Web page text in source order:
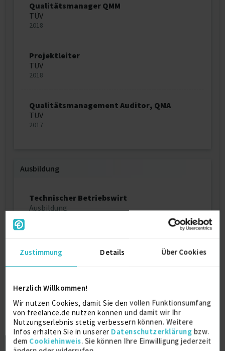
Zustimmung Details Über Cookies
Herzlich Willkommen!
Wir nutzen Cookies, damit Sie den vollen Funktionsumfang
von freelance.de nutzen können und damit wir Ihr
Nutzungserlebnis stetig verbessern können. Weitere
Infos erhalten Sie in unserer Datenschutzerklärung bzw.
dem Cookiehinweis. Sie können Ihre Einwilligung jederzeit
Qualitätsmanager QMM
TÜV
2018
Projektleiter
TÜV
2018
Qualitätsmanagement Auditor, QMA
TÜV
2017
Ausbildung
Technischer Betriebswirt
Ausbildung
Über mich